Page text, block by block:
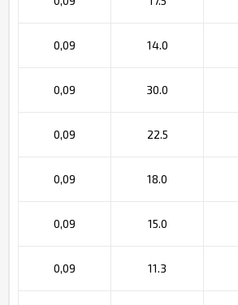
0,09 14.0
0,09 30.0
0,09 22.5
0,09 18.0
0,09 15.0
0,09 11.3